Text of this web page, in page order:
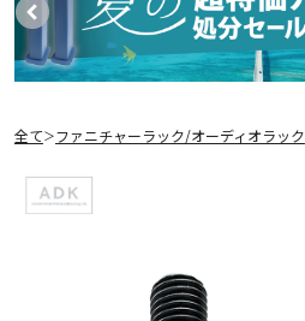
全て＞ファニチャーラック/オーディオラック